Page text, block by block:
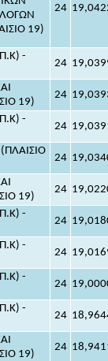
19)
24
-
24
19)
24
-
24
24
19)
24
-
24
-
24
-
24
-
24
19)
24